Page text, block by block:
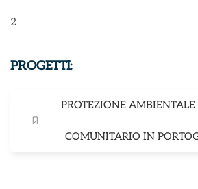
2
PROGETTI:
PROTEZIONE AMBIENTALE
COMUNITARIO IN